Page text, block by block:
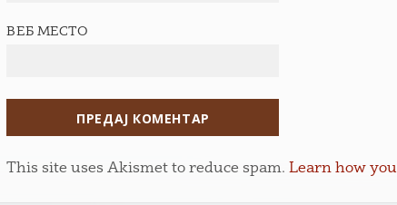
ВЕБ МЕСТО
This site uses Akismet to reduce spam.Learn how